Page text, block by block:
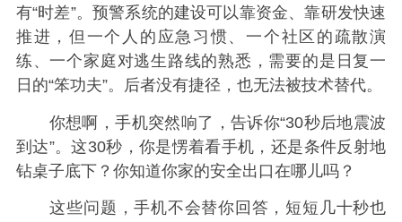
有“时差”。预警系统的建设可以靠资金、靠研发快速
推进，但一个人的应急习惯、一个社区的疏散演
练、一个家庭对逃生路线的熟悉，需要的是日复一
日的“笨功夫”。后者没有捷径，也无法被技术替代。
你想啊，手机突然响了，告诉你“30秒后地震波
到达”。这30秒，你是愣着看手机，还是条件反射地
钻桌子底下？你知道你家的安全出口在哪儿吗？
这些问题，手机不会替你回答，短短几十秒也